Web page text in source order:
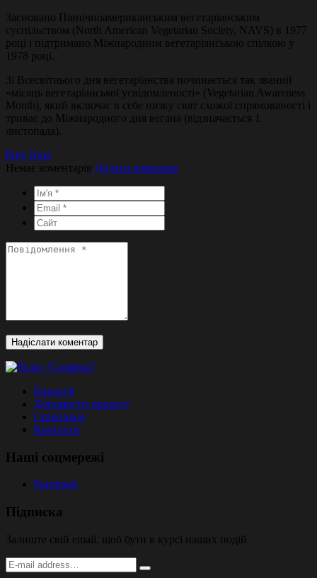
Засновано Північноамериканським вегетаріанським
суспільством (North American Vegetarian Society, NAVS) в 1977
році і підтримано Міжнародним вегетаріанською спілкою у
1978 році.
Зі Всесвітнього дня вегетаріанства починається так званий
«місяць вегетаріанської усвідомленості» (Vegetarian Awareness
Month), який включає в себе низку свят схожої спрямованості і
триває до Міжнародного дня вегана (відзначається 1
листопада).
Prev Next
Немає коментарів Додати коментар
Вакансії
Допомогти проекту
Співпраця
Контакти
Наші соцмережі
Facebook
Підписка
Залиште свій email, щоб бути в курсі наших подій